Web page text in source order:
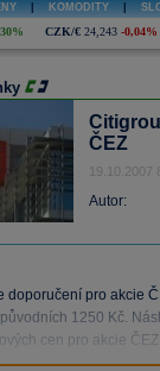
KOMODITY
CZK/€ 24,243 -0,04%
ČEZ
19.10.2007
Autor:
pro akcie
1250 Kč.
cen pro akcie